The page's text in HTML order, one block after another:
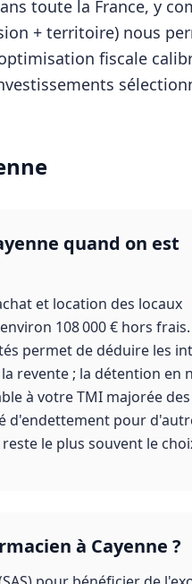
toute la France, y
+ territoire) nous
fiscale
quand on est
et location des locaux
108 000 € hors
permet de déduire les
revente ; la détention en
à votre TMI majorée des
d'endettement pour
le plus souvent le
à Cayenne ?